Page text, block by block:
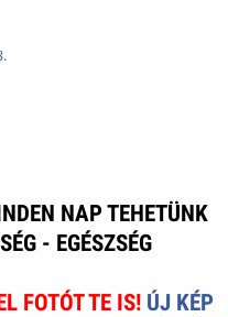
NAP TEHETÜNK
- EGÉSZSÉG
FOTÓT TE IS! ÚJ KÉP